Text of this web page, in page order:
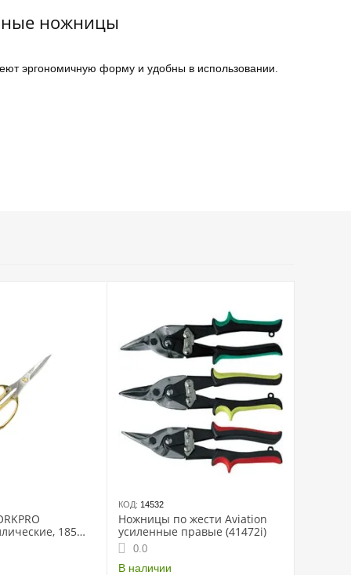
ножницы
эргономичную форму и удобны в использовании.
185
сталь
КОД: 14532
Ножницы по жести Aviation
усиленные правые (41472i)
0.0
В наличии